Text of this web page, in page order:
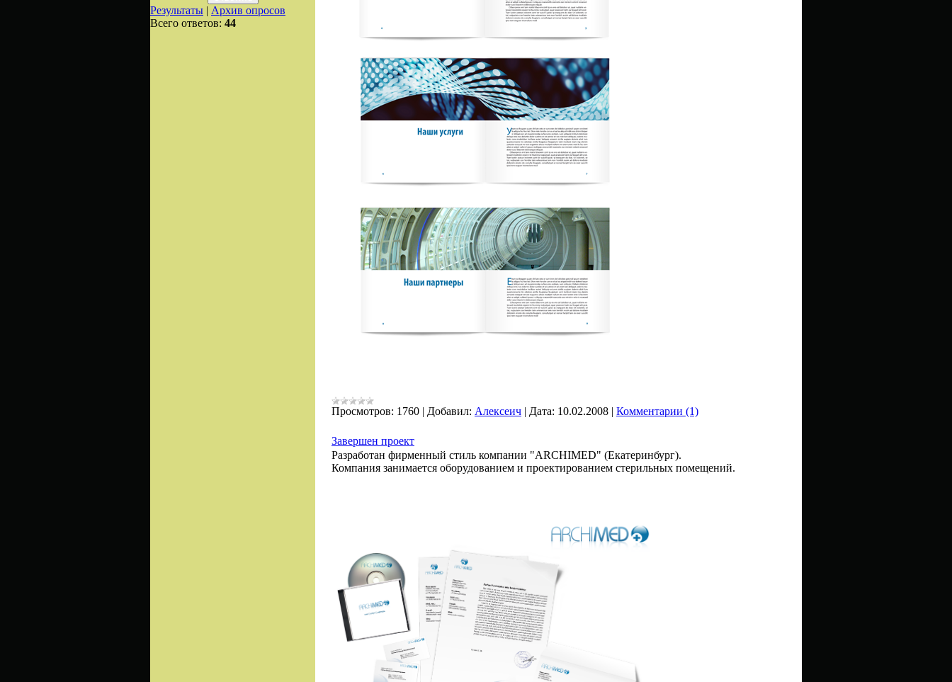
Результаты | Архив опросов
Всего ответов: 44
Просмотров: 1760 | Добавил: Алексеич | Дата: 10.02.2008 | Комментарии (1)
Завершен проект
Разработан фирменный стиль компании "ARCHIMED" (Екатеринбург).
Компания занимается оборудованием и проектированием стерильных помещений.